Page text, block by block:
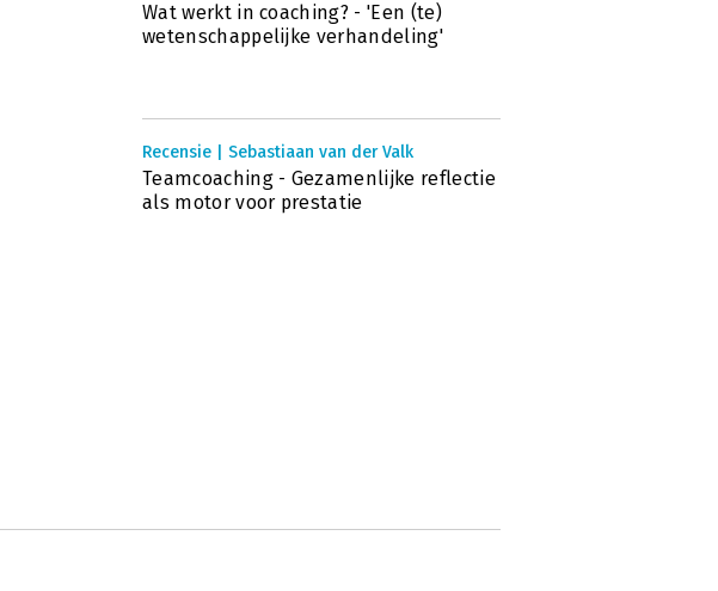
Wat werkt in coaching? - 'Een (te)
wetenschappelijke verhandeling'
Recensie | Sebastiaan van der Valk
Teamcoaching - Gezamenlijke reflectie
als motor voor prestatie